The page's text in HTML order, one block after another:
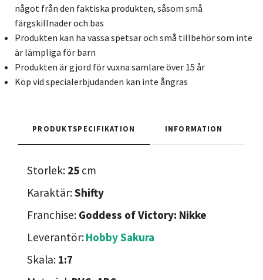
något från den faktiska produkten, såsom små
färgskillnader och bas
Produkten kan ha vassa spetsar och små tillbehör som inte
är lämpliga för barn
Produkten är gjord för vuxna samlare över 15 år
Köp vid specialerbjudanden kan inte ångras
PRODUKTSPECIFIKATION INFORMATION
Storlek: 25 cm
Karaktär:Shifty
Franchise: Goddess of Victory: Nikke
Leverantör:Hobby Sakura
Skala: 1:7